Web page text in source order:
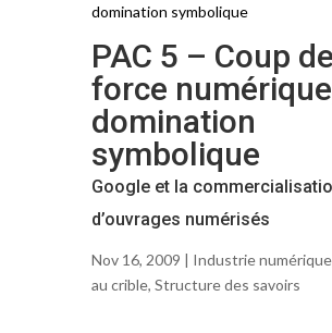
domination symbolique
PAC 5 – Coup de
force
domination
symbolique
Google et la
d’ouvrages numérisés
Nov 16, 2009 | Industrie numérique
au crible, Structure des savoirs